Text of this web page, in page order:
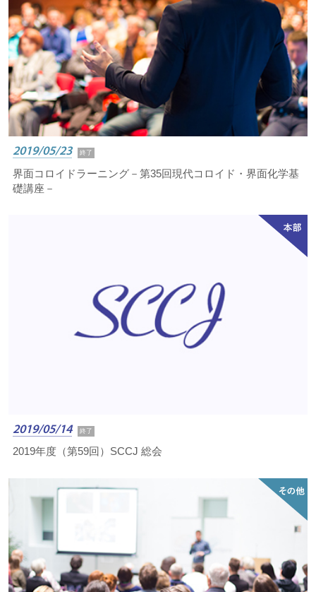
2019/05/23 終了
界面コロイドラーニング－第35回現代コロイド・界面化学基
礎講座－
2019/05/14 終了
2019年度（第59回）SCCJ 総会